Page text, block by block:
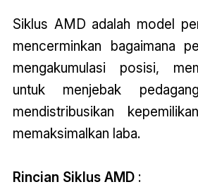
Siklus AMD adalah model
mencerminkan bagaimana
mengakumulasi posisi,
untuk menjebak
mendistribusikan
memaksimalkan laba.
Rincian Siklus AMD: